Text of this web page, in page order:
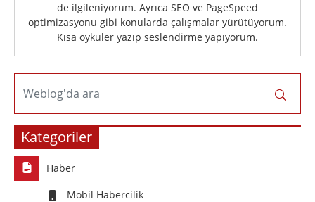
de ilgileniyorum. Ayrıca SEO ve PageSpeed
optimizasyonu gibi konularda çalışmalar yürütüyorum.
Kısa öyküler yazıp seslendirme yapıyorum.
Weblog'da ara
Kategoriler
Haber
Mobil Habercilik